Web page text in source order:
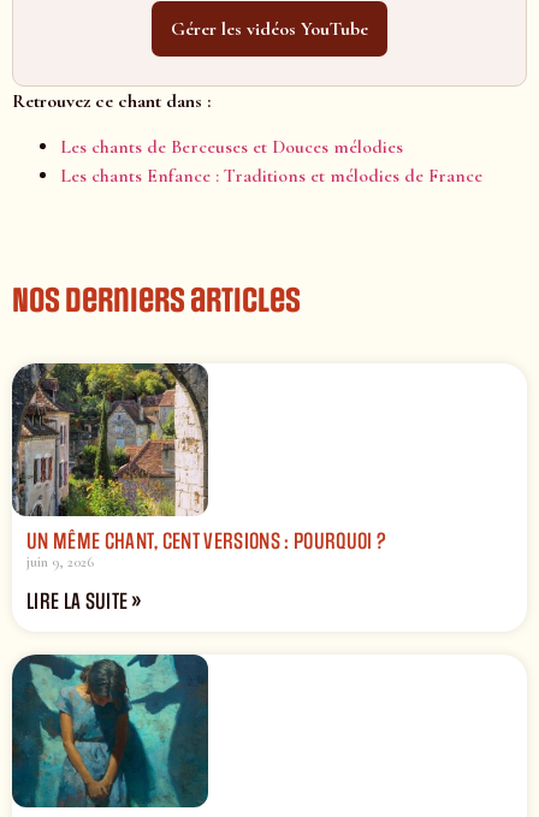
Gérer les vidéos YouTube
Retrouvez ce chant dans :
Les chants de Berceuses et Douces mélodies
Les chants Enfance : Traditions et mélodies de France
Nos derniers articles
UN MÊME CHANT, CENT VERSIONS : POURQUOI ?
juin 9, 2026
LIRE LA SUITE »